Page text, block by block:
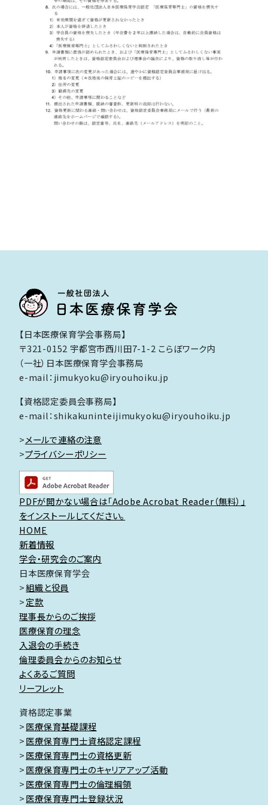
【日本医療保育学会事務局】
〒321-0152 宇都宮市西川田7-1-2 こらぼワーク内
（一社）日本医療保育学会事務局
e-mail：jimukyoku@iryouhoiku.jp
【資格認定委員会事務局】
e-mail：shikakuninteijimukyoku@iryouhoiku.jp
>メールで連絡の注意
>プライバシーポリシー
PDFが開かない場合は「Adobe Acrobat Reader（無料）」
をインストールしてください。
HOME
新着情報
学会・研究会のご案内
日本医療保育学会
組織と役員
定款
理事長からのご挨拶
医療保育の理念
入退会の手続き
倫理委員会からのお知らせ
よくあるご質問
リーフレット
資格認定事業
医療保育基礎課程
医療保育専門士資格認定課程
医療保育専門士の資格更新
医療保育専門士のキャリアアップ活動
医療保育専門士の倫理綱領
医療保育専門士登録状況